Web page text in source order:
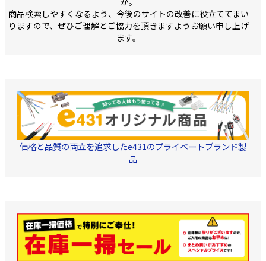
商品検索しやすくなるよう、今後のサイトの改善に役立ててまい
りますので、ぜひご理解とご協力を頂きますようお願い申し上げ
ます。
価格と品質の両立を追求したe431のプライベートブランド製
品